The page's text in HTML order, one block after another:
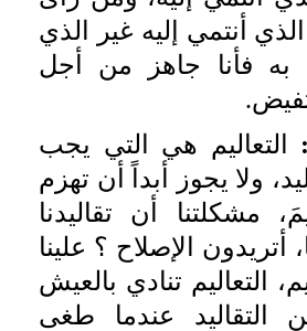
أنتمي إليه غير الذي
به فأنا جاهز من أجل
التعاليم هي التي يجب
ولا يجوز أبداً أن تهزم
مشكلتنا أن تقاليدنا
أتريدون الإصلاح ؟ علينا
التعاليم تنادي بالعيش
التقاليد عندما طغى